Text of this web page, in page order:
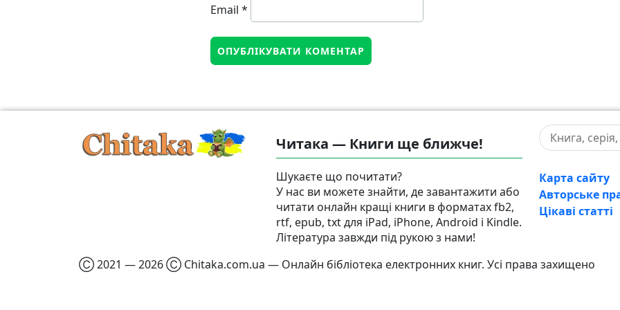
Email *
Читака — Книги ще ближче!
Шукаєте що почитати?
У нас ви можете знайти, де завантажити або
читати онлайн кращі книги в форматах fb2,
rtf, epub, txt для iPad, iPhone, Android і Kindle.
Література завжди під рукою з нами!
Карта сайту
Авторське
Цікаві статті
Ⓒ 2021 — 2026 Ⓒ Chitaka.com.ua — Онлайн бібліотека електронних книг. Усі права захищено